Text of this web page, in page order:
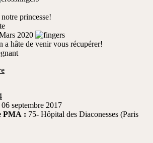
princesse!
2020
a hâte de venir vous récupérer!
06 septembre 2017
PMA : 75- Hôpital des Diaconesses (Paris